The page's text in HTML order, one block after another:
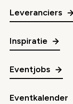
Leveranciers
Inspiratie
Eventjobs
Eventkalender